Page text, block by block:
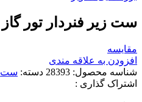
ست زیر فنردار تور گاز
مقایسه
افزودن به علاقه مندی
شناسه محصول: 28393 دسته: ست
اشتراک گذاری :